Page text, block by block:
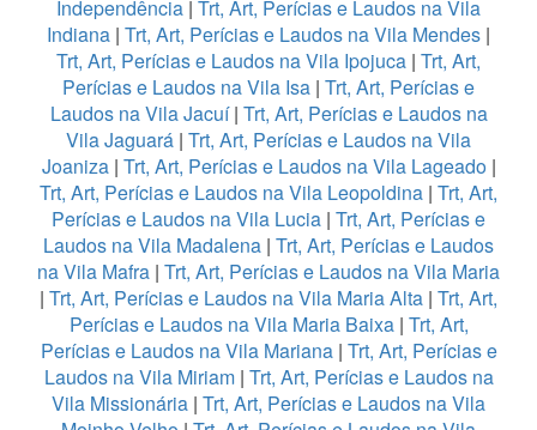
Independência | Trt, Art, Perícias e Laudos na Vila
Indiana | Trt, Art, Perícias e Laudos na Vila Mendes |
Trt, Art, Perícias e Laudos na Vila Ipojuca | Trt, Art,
Perícias e Laudos na Vila Isa | Trt, Art, Perícias e
Laudos na Vila Jacuí| Trt, Art, Perícias e Laudos na
Vila Jaguará | Trt, Art, Perícias e Laudos na Vila
Joaniza| Trt, Art, Perícias e Laudos na Vila Lageado|
Trt, Art, Perícias e Laudos na Vila Leopoldina | Trt, Art,
Perícias e Laudos na Vila Lucia | Trt, Art, Perícias e
Laudos na Vila Madalena | Trt, Art, Perícias e Laudos
na Vila Mafra | Trt, Art, Perícias e Laudos na Vila Maria
| Trt, Art, Perícias e Laudos na Vila Maria Alta | Trt, Art,
Perícias e Laudos na Vila Maria Baixa| Trt, Art,
Perícias e Laudos na Vila Mariana| Trt, Art, Perícias e
Laudos na Vila Miriam| Trt, Art, Perícias e Laudos na
Vila Missionária | Trt, Art, Perícias e Laudos na Vila